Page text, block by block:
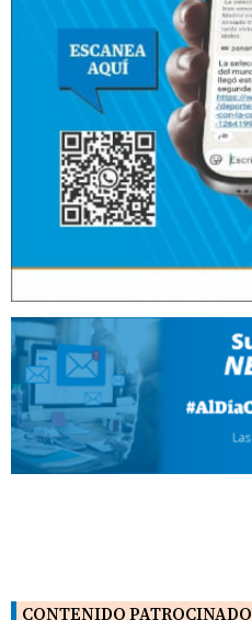
CONTENIDO PATROCINADO